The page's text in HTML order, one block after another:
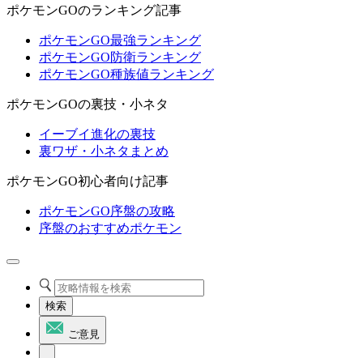
ポケモンGOのランキング記事
ポケモンGO最強ランキング
ポケモンGO防衛ランキング
ポケモンGO種族値ランキング
ポケモンGOの裏技・小ネタ
イーブイ進化の裏技
裏ワザ・小ネタまとめ
ポケモンGO初心者向け記事
ポケモンGO序盤の攻略
序盤のおすすめポケモン
検索
ご意見